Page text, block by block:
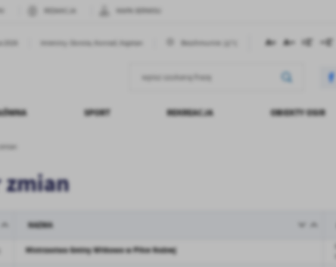
Imieniny: Dorota, Konrad, Kajetan
SPORT REKREACJA OBIEKTY OSIR
NAZWA
Mistrzostwa Gminy Witkowo w Piłce Nożnej